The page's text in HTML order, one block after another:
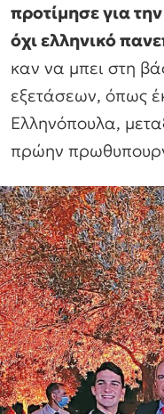
προτίμησε για
όχι ελληνικό
καν να μπει στη
εξετάσεων, όπως
Ελληνόπουλα,
πρώην